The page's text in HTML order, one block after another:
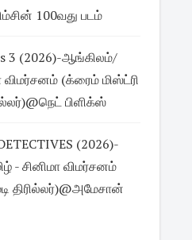
100வது படம்
3 (2026)-ஆங்கிலம்/
விமர்சனம் (க்ரைம் மிஸ்ட்ரி
பிளிக்ஸ்
(2026)-
- சினிமா விமர்சனம்
திரில்லர்)@அமேசான்